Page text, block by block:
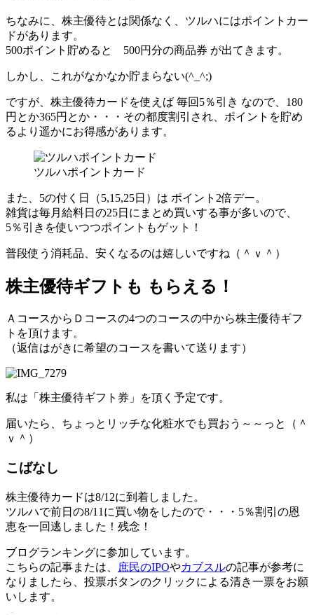
ちなみに、株主優待とは関係なく、ツルハにはポイントカー
ドがあります。
500ポイント貯めると
500円分の商品券 が出てきます。
しかし、これがなかなか貯まらない(^_^;)
ですが、株主優待カードを使えば 毎回5％引き なので、180
円とか365円とか・・・その都度割引され、ポイントを貯め
るより遥かにお得感があります。
ツルハポイントカード
また、 5の付く日 （5,15,25日）は ポイント2倍デー。
雑貨は毎月給料日の25日にまとめ買いする事が多いので、
5％引きを使いつつポイントもゲット！
普段使う消耗品、安くなるのは嬉しいですね（＾ｖ＾）
株主優待ギフトも もらえる！
ＡコースからＤコースの4つのコースの中から株主優待ギフ
ト を頂けます。
（返信はがきに希望のコースを書いて送ります）
私は 「株主優待ギフト券」 を頂く予定です。
届いたら、 ちょっとリッチな化粧水でも買おう～～っと（＾
ｖ＾）
こばなし
株主優待カードは8/12に到着しました。
ツルハで前日の8/11に買い物をしたので・・・5％割引の恩
恵を一回逃しました！残念！
ブログランキングに参加しています。
こちらの記事または、
庶民のIPOやカブスルの記事が参考に
なりましたら、投票ボタンのクリックによる清き一票をお願
いします。